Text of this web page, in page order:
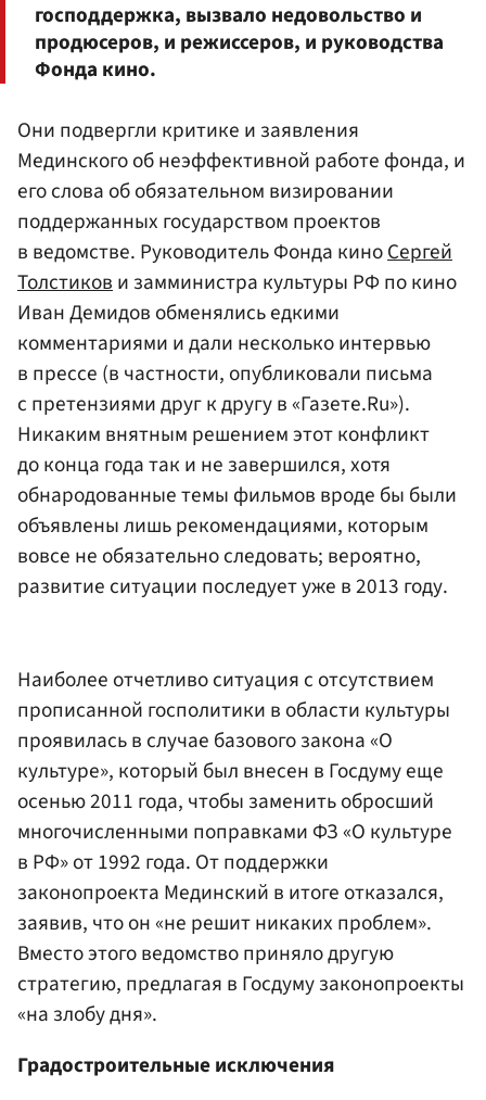
господдержка, вызвало недовольство и
продюсеров, и режиссеров, и руководства
Фонда кино.
Они подвергли критике и заявления
Мединского об неэффективной работе фонда, и
его слова об обязательном визировании
поддержанных государством проектов
в ведомстве. Руководитель Фонда киноСергей
Толстикови замминистра культуры РФ по кино
Иван Демидов обменялись едкими
комментариями и дали несколько интервью
в прессе (в частности, опубликовали письма
с претензиями друг к другу в «Газете.Ru»).
Никаким внятным решением этот конфликт
до конца года так и не завершился, хотя
обнародованные темы фильмов вроде бы были
объявлены лишь рекомендациями, которым
вовсе не обязательно следовать; вероятно,
развитие ситуации последует уже в 2013 году.
Наиболее отчетливо ситуация с отсутствием
прописанной госполитики в области культуры
проявилась в случае базового закона «О
культуре», который был внесен в Госдуму еще
осенью 2011 года, чтобы заменить обросший
многочисленными поправками ФЗ «О культуре
в РФ» от 1992 года. От поддержки
законопроекта Мединский в итоге отказался,
заявив, что он «не решит никаких проблем».
Вместо этого ведомство приняло другую
стратегию, предлагая в Госдуму законопроекты
«на злобу дня».
Градостроительные исключения